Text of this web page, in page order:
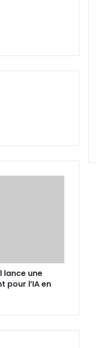
lance une
pour l’IA en